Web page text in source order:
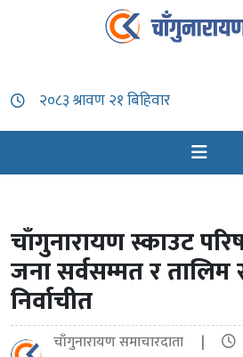
चाँगुनारायण स्काउट
जना सर्वसम्मत र
निर्वाचीत
चाँगुनारायण समाचारदाता |